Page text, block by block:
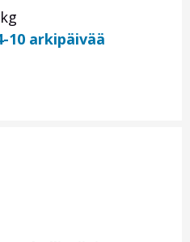
10 arkipäivää